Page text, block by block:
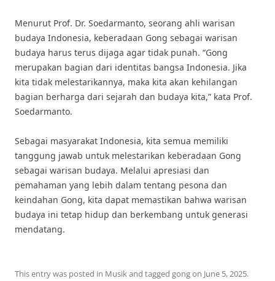
Menurut Prof. Dr. Soedarmanto, seorang ahli warisan
budaya Indonesia, keberadaan Gong sebagai warisan
budaya harus terus dijaga agar tidak punah. “Gong
merupakan bagian dari identitas bangsa Indonesia. Jika
kita tidak melestarikannya, maka kita akan kehilangan
bagian berharga dari sejarah dan budaya kita,” kata Prof.
Soedarmanto.
Sebagai masyarakat Indonesia, kita semua memiliki
tanggung jawab untuk melestarikan keberadaan Gong
sebagai warisan budaya. Melalui apresiasi dan
pemahaman yang lebih dalam tentang pesona dan
keindahan Gong, kita dapat memastikan bahwa warisan
budaya ini tetap hidup dan berkembang untuk generasi
mendatang.
This entry was posted in Musikand tagged gongon June 5, 2025.